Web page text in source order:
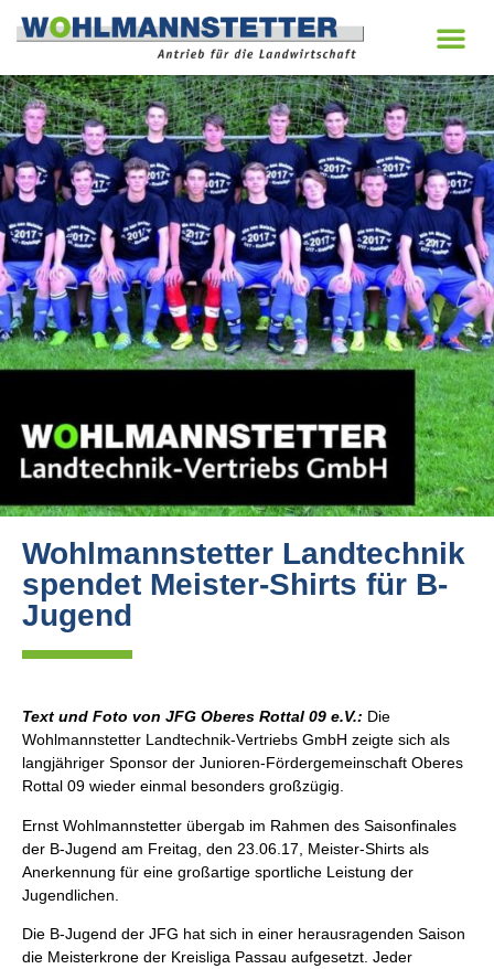
Wohlmannstetter Landtechnik
spendet Meister-Shirts für B-
Jugend
Text und Foto von JFG Oberes Rottal 09 e.V.: Die
Wohlmannstetter Landtechnik-Vertriebs GmbH zeigte sich als
langjähriger Sponsor der Junioren-Fördergemeinschaft Oberes
Rottal 09 wieder einmal besonders großzügig.
Ernst Wohlmannstetter übergab im Rahmen des Saisonfinales
der B-Jugend am Freitag, den 23.06.17, Meister-Shirts als
Anerkennung für eine großartige sportliche Leistung der
Jugendlichen.
Die B-Jugend der JFG hat sich in einer herausragenden Saison
die Meisterkrone der Kreisliga Passau aufgesetzt. Jeder